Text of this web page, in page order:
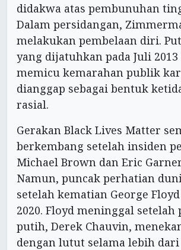
didakwa atas pembunuhan
Dalam persidangan,
melakukan pembelaan diri.
yang dijatuhkan pada Juli
memicu kemarahan publik
dianggap sebagai bentuk
rasial.
Gerakan Black Lives Matter
berkembang setelah insiden
Michael Brown dan Eric
Namun, puncak perhatian
setelah kematian George
2020. Floyd meninggal
putih, Derek Chauvin,
dengan lutut selama lebih